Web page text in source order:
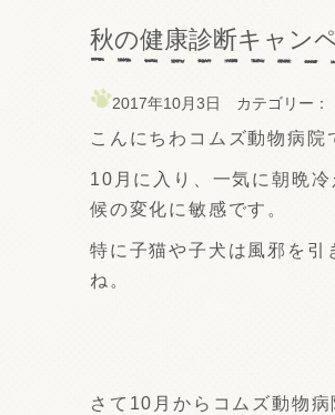
秋の健康診断キャン
2017年10月3日 カテゴリー：
こんにちわコムズ動物病院
10月に入り、一気に朝晩
候の変化に敏感です。
特に子猫や子犬は風邪を引
ね。
さて10月からコムズ動物病